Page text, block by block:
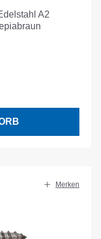
A2
Merken